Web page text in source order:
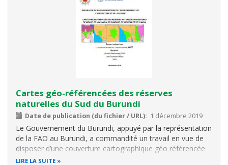
Cartes géo-référencées des réserves
naturelles du Sud du Burundi
Date de publication (du fichier / URL) 1 décembre 2019
Le Gouvernement du Burundi, appuyé par la représentation
de la FAO au Burundi, a commandité un travail en vue de
disposer d’une couverture cartographique géo référencée
des réserves naturelles forestières du Sud qui servira de «
LIRE LA SUITE